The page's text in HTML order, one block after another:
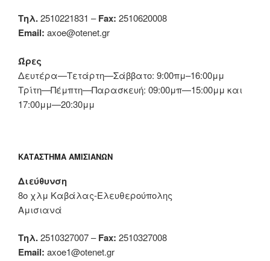
Τηλ.2510221831 –Fax: 2510620008
Email: axoe@otenet.gr
Ώρες
Δευτέρα—Τετάρτη—Σάββατο: 9:00πμ–16:00μμ
Τρίτη—Πέμπτη—Παρασκευή: 09:00μπ—15:00μμ και
17:00μμ—20:30μμ
ΚΑΤΆΣΤΗΜΑ ΑΜΙΣΙΑΝΏΝ
Διεύθυνση
8ο χλμ Καβάλας-Ελευθερούπολης
Αμισιανά
Τηλ.2510327007 –Fax: 2510327008
Email: axoe1@otenet.gr